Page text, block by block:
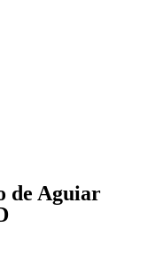
de Aguiar